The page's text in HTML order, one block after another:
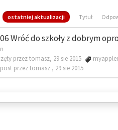
ostatniej aktualizacji Tytuł
Wróć do szkoły z dobrym
przez tomasz, 29 sie 2015
przez tomasz , 29 sie 2015